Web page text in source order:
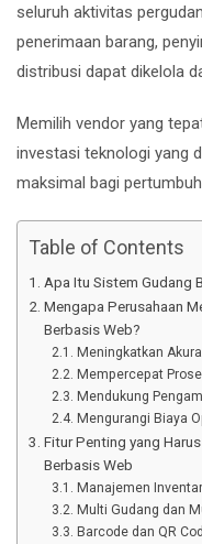
seluruh aktivitas
penerimaan barang,
distribusi dapat dikelola
Memilih vendor yang
investasi teknologi yang
maksimal bagi
Table of Contents
Apa Itu Sistem Gudang
Mengapa Perusahaan
Berbasis Web?
Meningkatkan
Mempercepat
Mendukung
Mengurangi Biaya
Fitur Penting yang
Berbasis Web
Manajemen
Multi Gudang dan
Barcode dan QR